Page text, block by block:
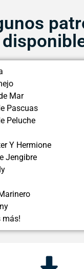
Mar
Pascuas
Peluche
Y Hermione
Jengibre
más!